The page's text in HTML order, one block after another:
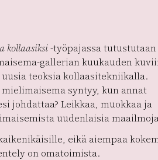
kollaasiksi-työpajassa tutustutaan
gallerian kuukauden
teoksia kollaasitekniikalla.
syntyy, kun annat
johdattaa? Leikkaa, muokkaa ja
uudenlaisia
eikä aiempaa
on omatoimista.